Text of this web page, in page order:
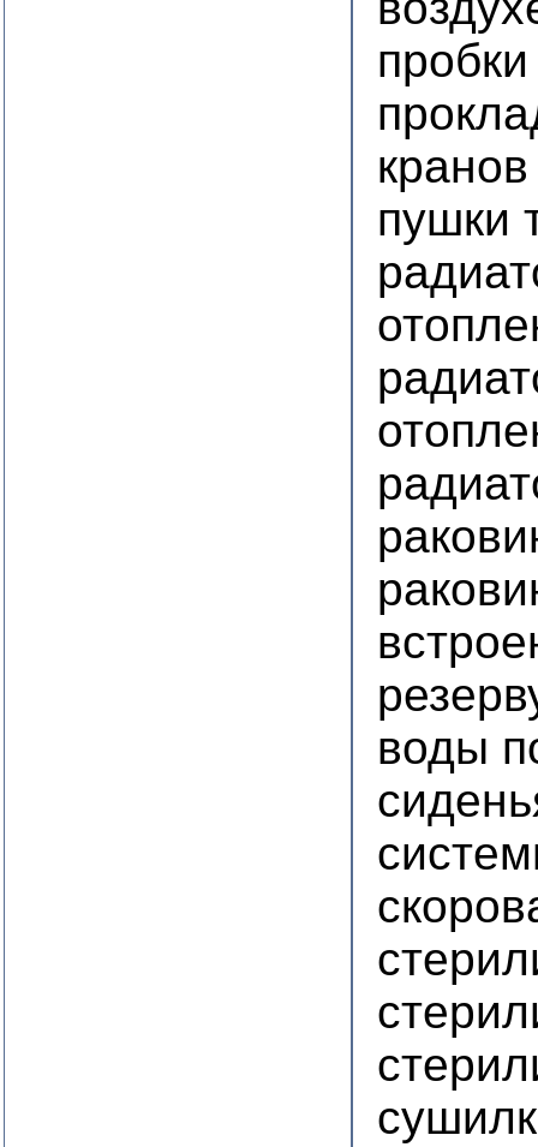
кранов
пушки
воды